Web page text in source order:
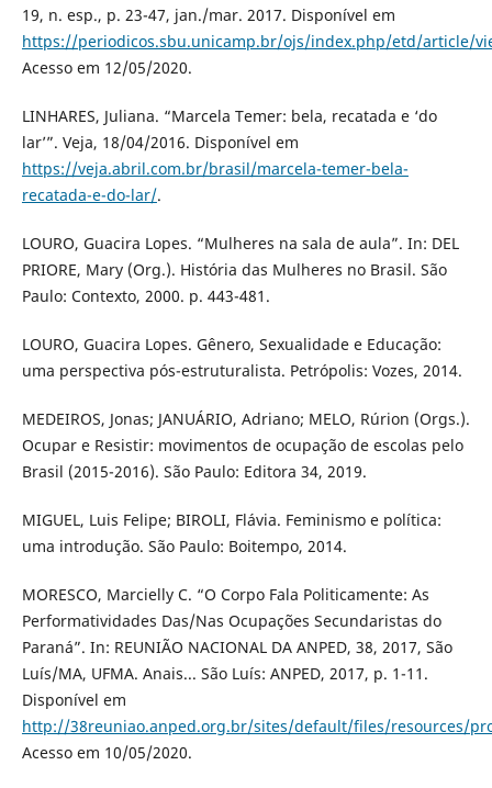
19, n. esp., p. 23-47, jan./mar. 2017. Disponível em
https://periodicos.sbu.unicamp.br/ojs/index.php/etd/article/
Acesso em 12/05/2020.
LINHARES, Juliana. “Marcela Temer: bela, recatada e ‘do
lar’”. Veja, 18/04/2016. Disponível em
https://veja.abril.com.br/brasil/marcela-temer-bela-
recatada-e-do-lar/.
LOURO, Guacira Lopes. “Mulheres na sala de aula”. In: DEL
PRIORE, Mary (Org.). História das Mulheres no Brasil. São
Paulo: Contexto, 2000. p. 443-481.
LOURO, Guacira Lopes. Gênero, Sexualidade e Educação:
uma perspectiva pós-estruturalista. Petrópolis: Vozes, 2014.
MEDEIROS, Jonas; JANUÁRIO, Adriano; MELO, Rúrion (Orgs.).
Ocupar e Resistir: movimentos de ocupação de escolas pelo
Brasil (2015-2016). São Paulo: Editora 34, 2019.
MIGUEL, Luis Felipe; BIROLI, Flávia. Feminismo e política:
uma introdução. São Paulo: Boitempo, 2014.
MORESCO, Marcielly C. “O Corpo Fala Politicamente: As
Performatividades Das/Nas Ocupações Secundaristas do
Paraná”. In: REUNIÃO NACIONAL DA ANPED, 38, 2017, São
Luís/MA, UFMA. Anais... São Luís: ANPED, 2017, p. 1-11.
Disponível em
http://38reuniao.anped.org.br/sites/default/files/resources/
Acesso em 10/05/2020.